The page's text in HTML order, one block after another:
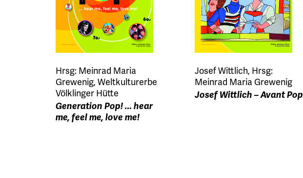
Hrsg: Meinrad Maria
Grewenig, Weltkulturerbe
Völklinger Hütte
Generation Pop! … hear
me, feel me, love me!
Josef Wittlich, Hrsg:
Meinrad Maria Grewenig
Josef Wittlich – Avant Pop